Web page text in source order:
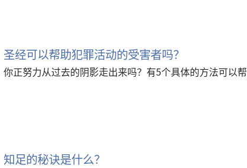
圣经可以帮助犯罪活动的受害者吗？
你正努力从过去的阴影走出来吗？有5个具体的方法可以帮
知足的秘诀是什么？